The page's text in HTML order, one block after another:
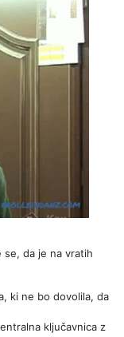
se, da je na vratih
ki ne bo dovolila, da
ključavnica z